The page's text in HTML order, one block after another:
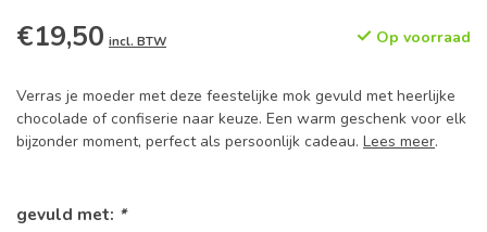
€19,50 incl. BTW Op voorraad
Verras je moeder met deze feestelijke mok gevuld met heerlijke
chocolade of confiserie naar keuze. Een warm geschenk voor elk
bijzonder moment, perfect als persoonlijk cadeau. Lees meer.
gevuld met: *